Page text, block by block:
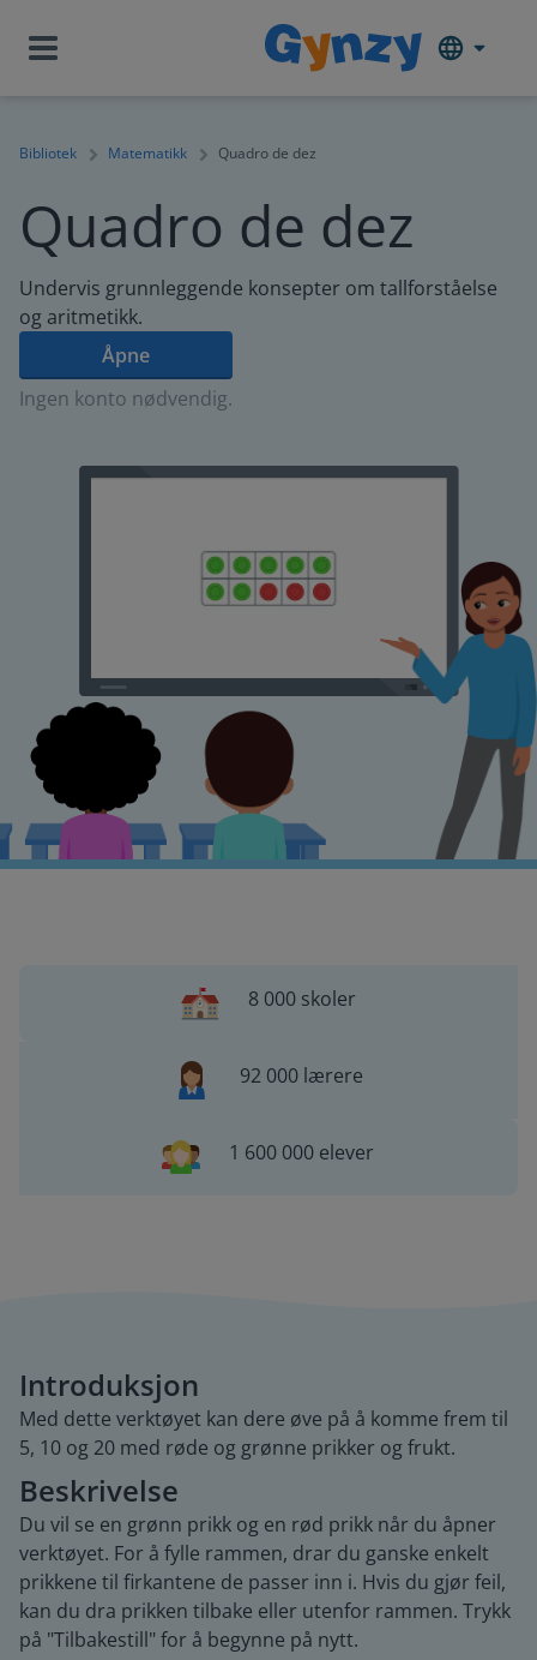
Bibliotek Matematikk Quadro de dez
Quadro de dez
Undervis grunnleggende konsepter om tallforståelse
og aritmetikk.
Åpne
Ingen konto nødvendig.
8 000 skoler
92 000 lærere
1 600 000 elever
Introduksjon
Med dette verktøyet kan dere øve på å komme frem til
5, 10 og 20 med røde og grønne prikker og frukt.
Beskrivelse
Du vil se en grønn prikk og en rød prikk når du åpner
verktøyet. For å fylle rammen, drar du ganske enkelt
prikkene til firkantene de passer inn i. Hvis du gjør feil,
kan du dra prikken tilbake eller utenfor rammen. Trykk
på "Tilbakestill" for å begynne på nytt.